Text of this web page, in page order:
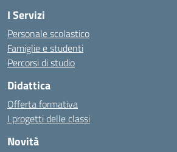
I Servizi
Personale scolastico
Famiglie e studenti
Percorsi di studio
Didattica
Offerta formativa
I progetti delle classi
Novità